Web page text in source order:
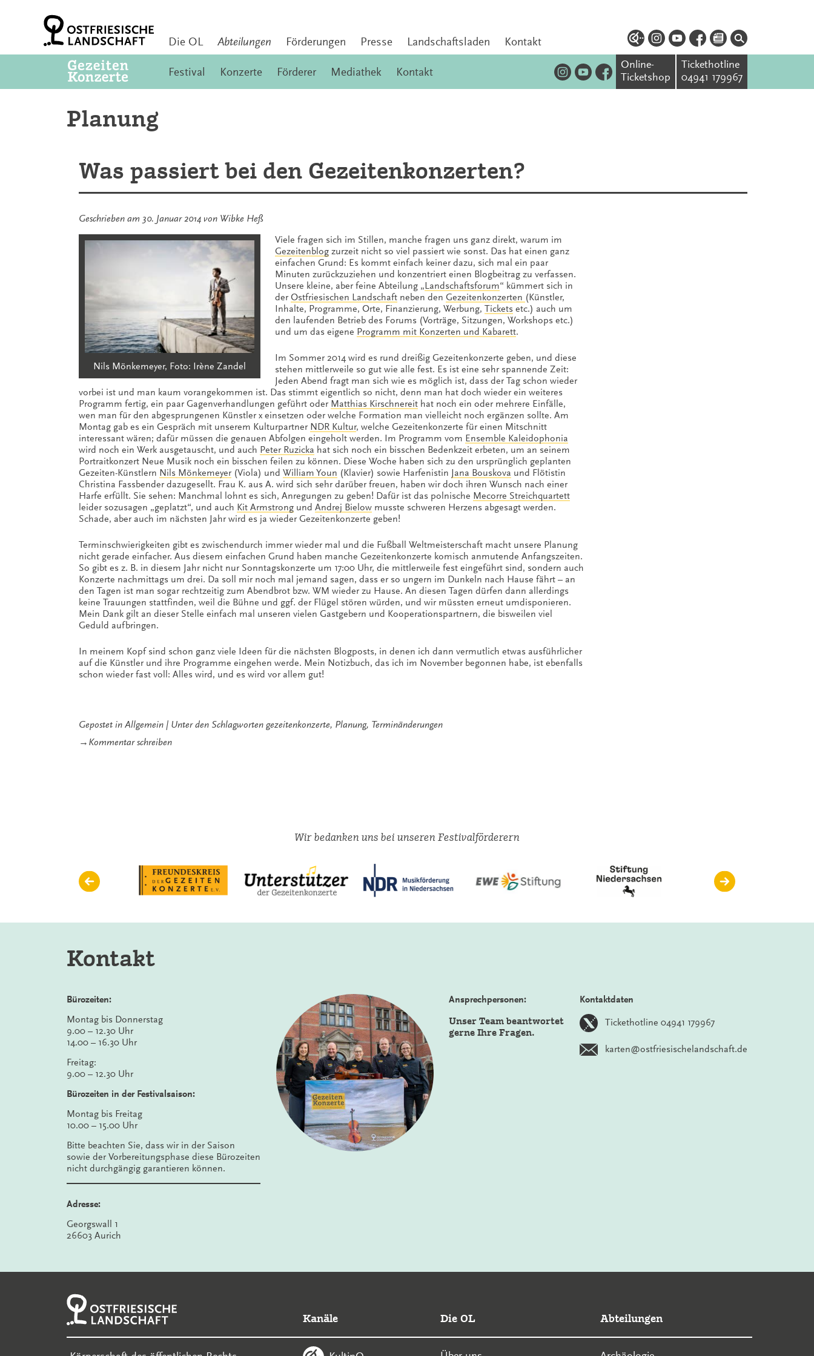
Die OL Abteilungen Förderungen Presse Landschaftsladen Kontakt
Festival Konzerte Förderer Mediathek Kontakt
Online-
Ticketshop
Tickethotline
04941 179967
Planung
Was passiert bei den Gezeitenkonzerten?
Geschrieben am 30. Januar 2014 von Wibke Heß
Nils Mönkemeyer, Foto: Irène Zandel
Viele fragen sich im Stillen, manche fragen uns ganz direkt, warum im
Gezeitenblog zurzeit nicht so viel passiert wie sonst. Das hat einen ganz
einfachen Grund: Es kommt einfach keiner dazu, sich mal ein paar
Minuten zurückzuziehen und konzentriert einen Blogbeitrag zu verfassen.
Unsere kleine, aber feine Abteilung „ Landschaftsforum“ kümmert sich in
derOstfriesischen Landschaft neben den Gezeitenkonzerten (Künstler,
Inhalte, Programme, Orte, Finanzierung, Werbung, Tickets etc.) auch um
den laufenden Betrieb des Forums (Vorträge, Sitzungen, Workshops etc.)
und um das eigene Programm mit Konzerten und Kabarett.
Im Sommer 2014 wird es rund dreißig Gezeitenkonzerte geben, und diese
stehen mittlerweile so gut wie alle fest. Es ist eine sehr spannende Zeit:
Jeden Abend fragt man sich wie es möglich ist, dass der Tag schon wieder
vorbei ist und man kaum vorangekommen ist. Das stimmt eigentlich so nicht, denn man hat doch wieder ein weiteres
Programm fertig, ein paar Gagenverhandlungen geführt oder Matthias Kirschnereit hat noch ein oder mehrere Einfälle,
wen man für den abgesprungenen Künstler x einsetzen oder welche Formation man vielleicht noch ergänzen sollte. Am
Montag gab es ein Gespräch mit unserem Kulturpartner NDR Kultur, welche Gezeitenkonzerte für einen Mitschnitt
interessant wären; dafür müssen die genauen Abfolgen eingeholt werden. Im Programm vom Ensemble Kaleidophonia
wird noch ein Werk ausgetauscht, und auch Peter Ruzicka hat sich noch ein bisschen Bedenkzeit erbeten, um an seinem
Portraitkonzert Neue Musik noch ein bisschen feilen zu können. Diese Woche haben sich zu den ursprünglich geplanten
Gezeiten-Künstlern Nils Mönkemeyer(Viola) und William Youn (Klavier) sowie Harfenistin Jana Bouskova und Flötistin
Christina Fassbender dazugesellt. Frau K. aus A. wird sich sehr darüber freuen, haben wir doch ihren Wunsch nach einer
Harfe erfüllt. Sie sehen: Manchmal lohnt es sich, Anregungen zu geben! Dafür ist das polnische Mecorre Streichquartett
leider sozusagen „geplatzt“, und auch Kit Armstrong und Andrej Bielow musste schweren Herzens abgesagt werden.
Schade, aber auch im nächsten Jahr wird es ja wieder Gezeitenkonzerte geben!
Terminschwierigkeiten gibt es zwischendurch immer wieder mal und die Fußball Weltmeisterschaft macht unsere Planung
nicht gerade einfacher. Aus diesem einfachen Grund haben manche Gezeitenkonzerte komisch anmutende Anfangszeiten.
So gibt es z. B. in diesem Jahr nicht nur Sonntagskonzerte um 17:00 Uhr, die mittlerweile fest eingeführt sind, sondern auch
Konzerte nachmittags um drei. Da soll mir noch mal jemand sagen, dass er so ungern im Dunkeln nach Hause fährt – an
den Tagen ist man sogar rechtzeitig zum Abendbrot bzw. WM wieder zu Hause. An diesen Tagen dürfen dann allerdings
keine Trauungen stattfinden, weil die Bühne und ggf. der Flügel stören würden, und wir müssten erneut umdisponieren.
Mein Dank gilt an dieser Stelle einfach mal unseren vielen Gastgebern und Kooperationspartnern, die bisweilen viel
Geduld aufbringen.
In meinem Kopf sind schon ganz viele Ideen für die nächsten Blogposts, in denen ich dann vermutlich etwas ausführlicher
auf die Künstler und ihre Programme eingehen werde. Mein Notizbuch, das ich im November begonnen habe, ist ebenfalls
schon wieder fast voll: Alles wird, und es wird vor allem gut!
Gepostet in Allgemein Unter den Schlagworten gezeitenkonzerte, Planung, Terminänderungen
→ Kommentar schreibenzu
Wir bedanken uns bei unseren Festivalförderern
Kontakt
Bürozeiten:
Montag bis Donnerstag
9.00 – 12.30 Uhr
14.00 – 16.30 Uhr
Freitag:
9.00 – 12.30 Uhr
Bürozeiten in der Festivalsaison:
Montag bis Freitag
10.00 – 15.00 Uhr
Bitte beachten Sie, dass wir in der Saison
sowie der Vorbereitungsphase diese Bürozeiten
nicht durchgängig garantieren können.
Adresse:
Georgswall 1
26603 Aurich
Ansprechpersonen:
Unser Team beantwortet
gerne Ihre Fragen.
Kontaktdaten
Tickethotline 04941 179967
karten@ostfriesischelandschaft.de
Kanäle Die OL Abteilungen